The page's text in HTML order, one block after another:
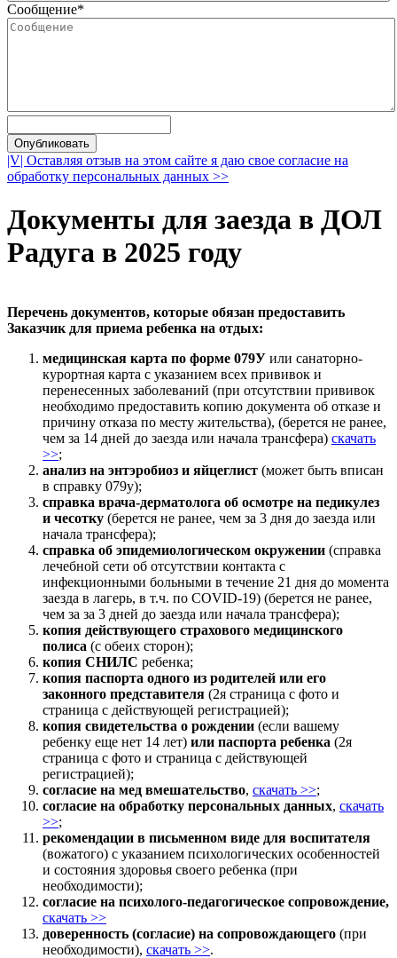
Сообщение*
|V| Оставляя отзыв на этом сайте я даю свое согласие на
обработку персональных данных >>
Документы для заезда в ДОЛ
Радуга в 2025 году
Перечень документов, которые обязан предоставить
Заказчик для приема ребенка на отдых:
медицинская карта по форме 079У или санаторно-
курортная карта с указанием всех прививок и
перенесенных заболеваний (при отсутствии прививок
необходимо предоставить копию документа об отказе и
причину отказа по месту жительства), (берется не ранее,
чем за 14 дней до заезда или начала трансфера) скачать
>>;
анализ на энтэробиоз и яйцеглист (может быть вписан
в справку 079у);
справка врача-дерматолога об осмотре на педикулез
и чесотку (берется не ранее, чем за 3 дня до заезда или
начала трансфера);
справка об эпидемиологическом окружении (справка
лечебной сети об отсутствии контакта с
инфекционными больными в течение 21 дня до момента
заезда в лагерь, в т.ч. по COVID-19) (берется не ранее,
чем за за 3 дней до заезда или начала трансфера);
копия действующего страхового медицинского
полиса (с обеих сторон);
копия СНИЛС ребенка;
копия паспорта одного из родителей или его
законного представителя (2я страница с фото и
страница с действующей регистрацией);
копия свидетельства о рождении (если вашему
ребенку еще нет 14 лет) или паспорта ребенка (2я
страница с фото и страница с действующей
регистрацией);
согласие на мед вмешательство, скачать >>;
согласие на обработку персональных данных, скачать
>>;
рекомендации в письменном виде для воспитателя
(вожатого) с указанием психологических особенностей
и состояния здоровья своего ребенка (при
необходимости);
согласие на психолого-педагогическое сопровождение,
скачать >>
доверенность (согласие) на сопровождающего (при
необходимости), скачать >>.